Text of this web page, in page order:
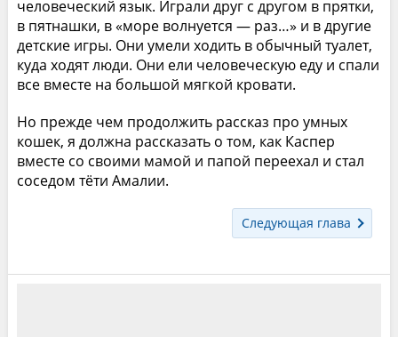
человеческий язык. Играли друг с другом в прятки,
в пятнашки, в «море волнуется — раз…» и в другие
детские игры. Они умели ходить в обычный туалет,
куда ходят люди. Они ели человеческую еду и спали
все вместе на большой мягкой кровати.
Но прежде чем продолжить рассказ про умных
кошек, я должна рассказать о том, как Каспер
вместе со своими мамой и папой переехал и стал
соседом тёти Амалии.
Следующая глава